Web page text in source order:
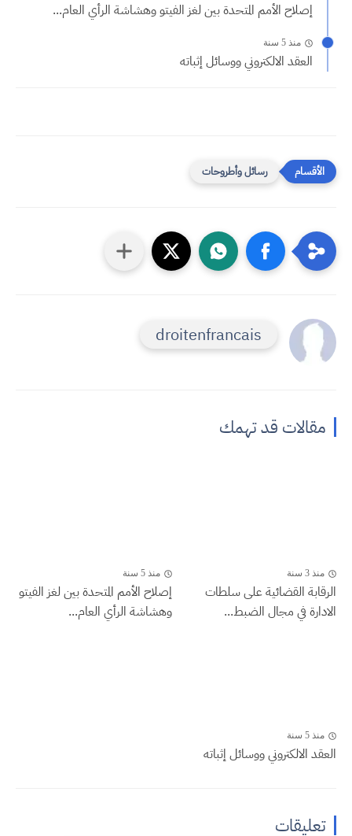
إصلاح الأمم المتحدة بين لغز الفيتو وهشاشة الرأي العام...
منذ 5 سنة
العقد الالكتروني ووسائل إثباته
رسائل وأطروحات
droitenfrancais
مقالات قد تهمك
منذ 3 سنة
الرقابة القضائية على سلطات
الادارة في مجال الضبط...
منذ 5 سنة
إصلاح الأمم المتحدة بين لغز الفيتو
وهشاشة الرأي العام...
منذ 5 سنة
العقد الالكتروني ووسائل إثباته
تعليقات